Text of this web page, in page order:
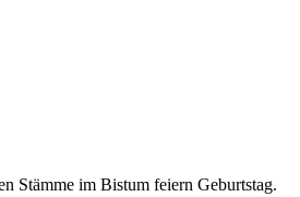
Stämme im Bistum feiern Geburtstag.